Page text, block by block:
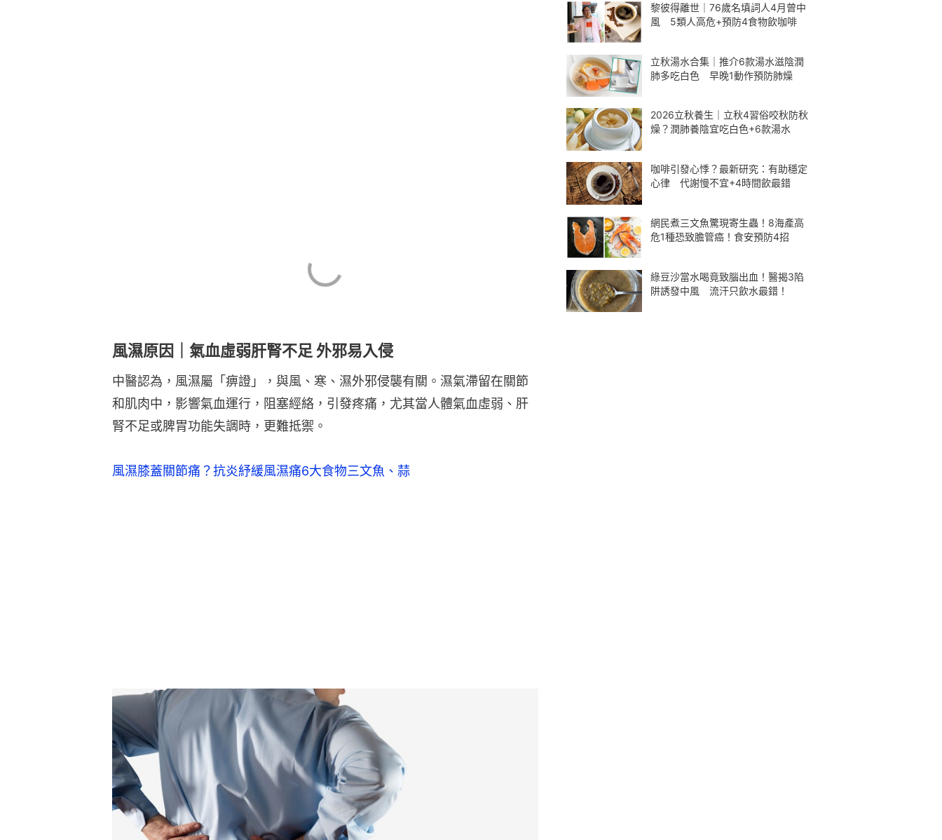
風濕原因｜氣血虛弱肝腎不足 外邪易入侵
中醫認為，風濕屬「痹證」，與風、寒、濕外邪侵襲有關。濕氣滯留在關節
和肌肉中，影響氣血運行，阻塞經絡，引發疼痛，尤其當人體氣血虛弱、肝
腎不足或脾胃功能失調時，更難抵禦。
風濕膝蓋關節痛？抗炎紓緩風濕痛6大食物三文魚、蒜
黎彼得離世｜76歲名填詞人4月曾中
風 5類人高危+預防4食物飲咖啡
立秋湯水合集｜推介6款湯水滋陰潤
肺多吃白色 早晚1動作預防肺燥
2026立秋養生｜立秋4習俗咬秋防秋
燥？潤肺養陰宜吃白色+6款湯水
咖啡引發心悸？最新研究：有助穩定
心律 代謝慢不宜+4時間飲最錯
網民煮三文魚驚現寄生蟲！8海產高
危1種恐致膽管癌！食安預防4招
綠豆沙當水喝竟致腦出血！醫揭3陷
阱誘發中風 流汗只飲水最錯！